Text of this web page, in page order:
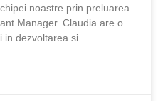
noastre prin preluarea
Manager. Claudia are o
in dezvoltarea si